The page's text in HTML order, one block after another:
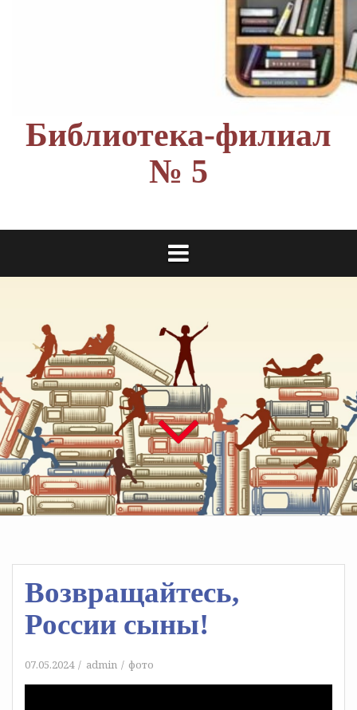
Библиотека-филиал
№ 5
Возвращайтесь,
России сыны!
07.05.2024 admin фото